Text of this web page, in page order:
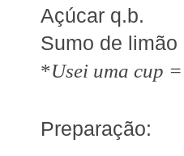
Açúcar q.b.
Sumo de limão
*Usei uma cup
Preparação: